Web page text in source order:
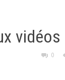
vidéos
0